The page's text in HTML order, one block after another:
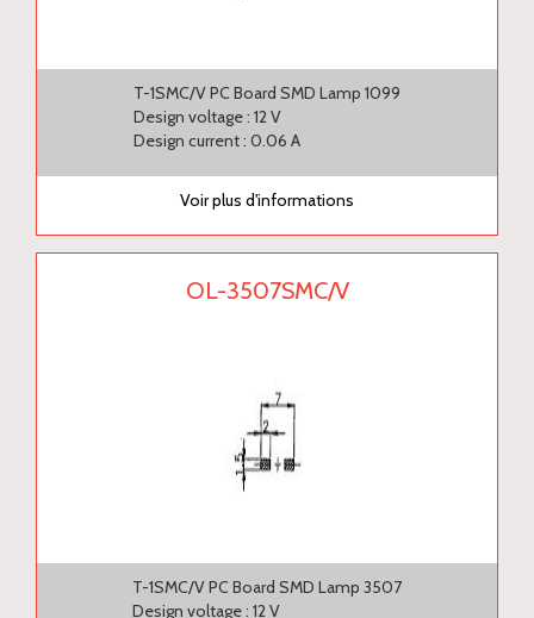
T-1SMC/V PC Board SMD Lamp 1099
Design voltage : 12 V
Design current : 0.06 A
Voir plus d'informations
OL-3507SMC/V
T-1SMC/V PC Board SMD Lamp 3507
Design voltage : 12 V